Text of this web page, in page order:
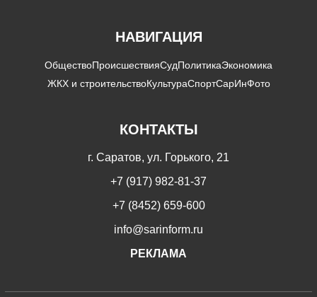
НАВИГАЦИЯ
ОбществоПроисшествияСудПолитикаЭкономика
ЖКХ и строительствоКультураСпортСарИнФото
КОНТАКТЫ
г. Саратов, ул. Горького, 21
+7 (917) 982-81-37
+7 (8452) 659-600
info@sarinform.ru
РЕКЛАМА